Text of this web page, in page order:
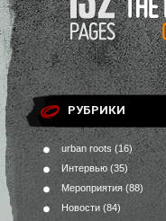
РУБРИКИ
urban roots (16)
Интервью (35)
Мероприятия (88)
Новости (84)